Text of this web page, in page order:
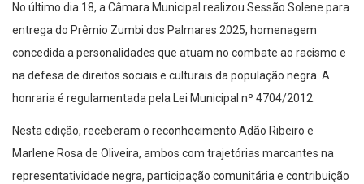
No último dia 18, a Câmara Municipal realizou Sessão Solene para
entrega do Prêmio Zumbi dos Palmares 2025, homenagem
concedida a personalidades que atuam no combate ao racismo e
na defesa de direitos sociais e culturais da população negra. A
honraria é regulamentada pela Lei Municipal nº 4704/2012.
Nesta edição, receberam o reconhecimento Adão Ribeiro e
Marlene Rosa de Oliveira, ambos com trajetórias marcantes na
representatividade negra, participação comunitária e contribuição